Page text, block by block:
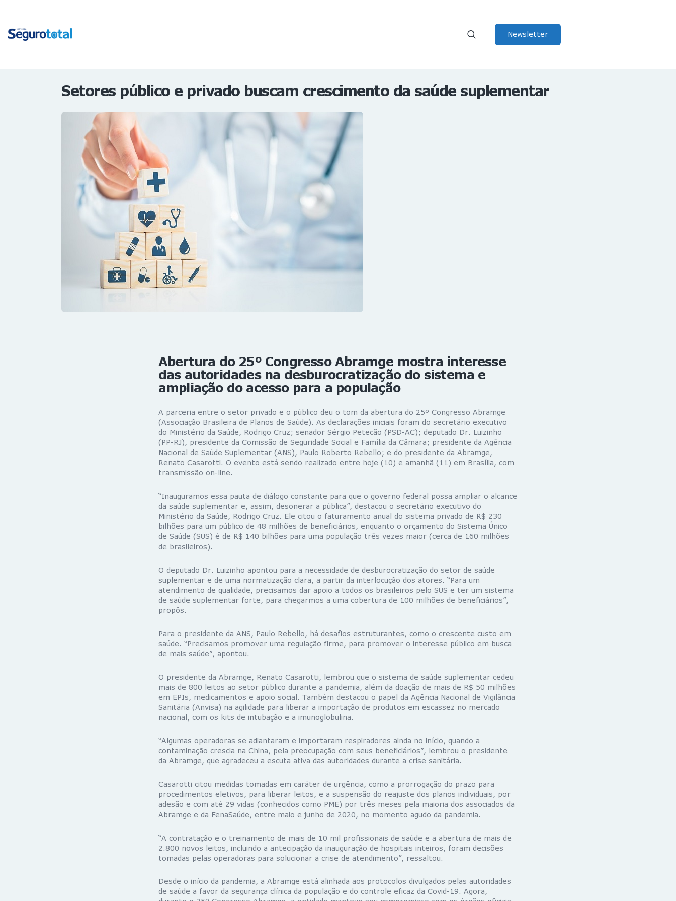
Newsletter
HOME
Setores público e privado buscam crescimento da saúde suplementar
Abertura do 25º Congresso Abramge mostra interesse
das autoridades na desburocratização do sistema e
ampliação do acesso para a população
A parceria entre o setor privado e o público deu o tom da abertura do 25º Congresso Abramge
(Associação Brasileira de Planos de Saúde). As declarações iniciais foram do secretário executivo
do Ministério da Saúde, Rodrigo Cruz; senador Sérgio Petecão (PSD-AC); deputado Dr. Luizinho
(PP-RJ), presidente da Comissão de Seguridade Social e Família da Câmara; presidente da Agência
Nacional de Saúde Suplementar (ANS), Paulo Roberto Rebello; e do presidente da Abramge,
Renato Casarotti. O evento está sendo realizado entre hoje (10) e amanhã (11) em Brasília, com
transmissão on-line.
“Inauguramos essa pauta de diálogo constante para que o governo federal possa ampliar o alcance
da saúde suplementar e, assim, desonerar a pública”, destacou o secretário executivo do
Ministério da Saúde, Rodrigo Cruz. Ele citou o faturamento anual do sistema privado de R$ 230
bilhões para um público de 48 milhões de beneficiários, enquanto o orçamento do Sistema Único
de Saúde (SUS) é de R$ 140 bilhões para uma população três vezes maior (cerca de 160 milhões
de brasileiros).
O deputado Dr. Luizinho apontou para a necessidade de desburocratização do setor de saúde
suplementar e de uma normatização clara, a partir da interlocução dos atores. “Para um
atendimento de qualidade, precisamos dar apoio a todos os brasileiros pelo SUS e ter um sistema
de saúde suplementar forte, para chegarmos a uma cobertura de 100 milhões de beneficiários”,
propôs.
Para o presidente da ANS, Paulo Rebello, há desafios estruturantes, como o crescente custo em
saúde. “Precisamos promover uma regulação firme, para promover o interesse público em busca
de mais saúde”, apontou.
O presidente da Abramge, Renato Casarotti, lembrou que o sistema de saúde suplementar cedeu
mais de 800 leitos ao setor público durante a pandemia, além da doação de mais de R$ 50 milhões
em EPIs, medicamentos e apoio social. Também destacou o papel da Agência Nacional de Vigilância
Sanitária (Anvisa) na agilidade para liberar a importação de produtos em escassez no mercado
nacional, com os kits de intubação e a imunoglobulina.
“Algumas operadoras se adiantaram e importaram respiradores ainda no início, quando a
contaminação crescia na China, pela preocupação com seus beneficiários”, lembrou o presidente
da Abramge, que agradeceu a escuta ativa das autoridades durante a crise sanitária.
Casarotti citou medidas tomadas em caráter de urgência, como a prorrogação do prazo para
procedimentos eletivos, para liberar leitos, e a suspensão do reajuste dos planos individuais, por
adesão e com até 29 vidas (conhecidos como PME) por três meses pela maioria dos associados da
Abramge e da FenaSaúde, entre maio e junho de 2020, no momento agudo da pandemia.
“A contratação e o treinamento de mais de 10 mil profissionais de saúde e a abertura de mais de
2.800 novos leitos, incluindo a antecipação da inauguração de hospitais inteiros, foram decisões
tomadas pelas operadoras para solucionar a crise de atendimento”, ressaltou.
Desde o início da pandemia, a Abramge está alinhada aos protocolos divulgados pelas autoridades
de saúde a favor da segurança clínica da população e do controle eficaz da Covid-19. Agora,